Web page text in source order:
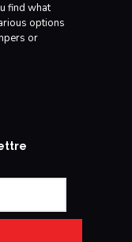
find what
options
or